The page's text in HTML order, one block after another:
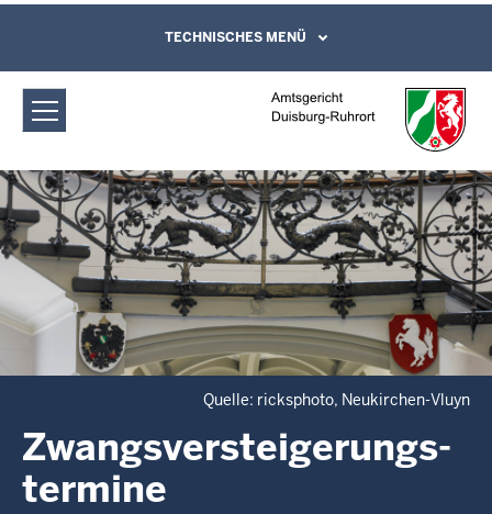
Amtsgericht Duisburg-Ruhrort:
Zwangsversteigerungs­termine
Direkt zum Inhalt
Leichte Sprache, Gebärdensprachenvideo
und Kontaktformular
TECHNISCHES MENÜ
Quelle: ricksphoto, Neukirchen-Vluyn
Zwangsversteigerungs­
termine